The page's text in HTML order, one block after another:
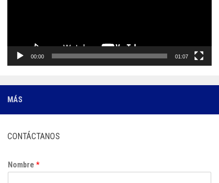
00:00 01:07
MÁS
CONTÁCTANOS
Nombre *